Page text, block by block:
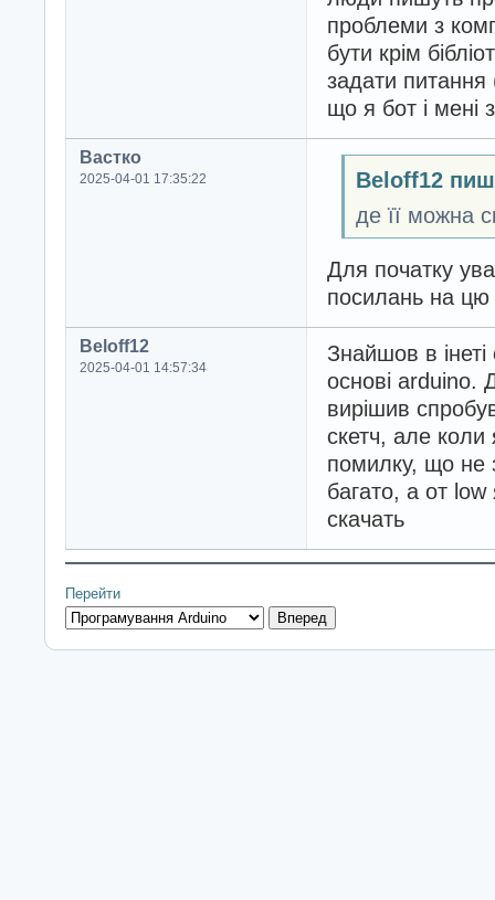
проблеми з
бути крім
задати питання
що я бот і мені
Вастко
2025-04-01 17:35:22
Beloff12
де її можна
Для початку
посилань на цю
Beloff12
2025-04-01 14:57:34
Знайшов в інеті
основі аrduino.
вирішив
скетч, але
помилку, що не
багато, а от
скачать
Перейти